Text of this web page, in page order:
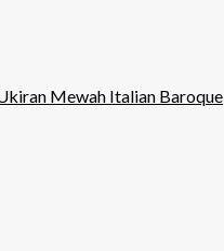
Mewah Italian Baroque